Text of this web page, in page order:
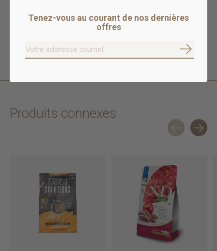
VALEUR ÉNERGÉTIQUE
411 Kcal/tasse
Produits connexes
Tenez-vous au courant de nos dernières
offres